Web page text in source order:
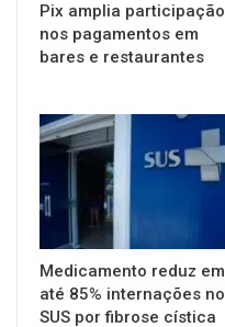
Pix amplia participação
nos pagamentos em
bares e restaurantes
Medicamento reduz em
até 85% internações no
SUS por fibrose cística